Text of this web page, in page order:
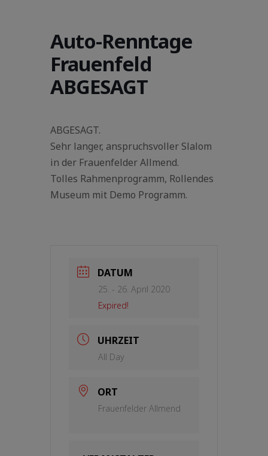
Auto-Renntage
Frauenfeld
ABGESAGT
ABGESAGT.
Sehr langer, anspruchsvoller Slalom
in der Frauenfelder Allmend.
Tolles Rahmenprogramm, Rollendes
Museum mit Demo Programm.
DATUM
25. - 26. April 2020
Expired!
UHRZEIT
All Day
ORT
Frauenfelder Allmend